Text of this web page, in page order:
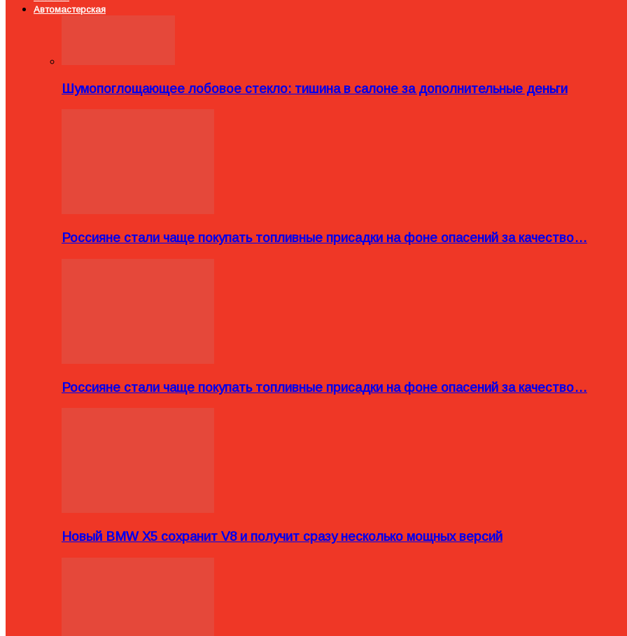
Автомастерская
Шумопоглощающее лобовое стекло: тишина в салоне за дополнительные деньги
Россияне стали чаще покупать топливные присадки на фоне опасений за качество…
Россияне стали чаще покупать топливные присадки на фоне опасений за качество…
Новый BMW X5 сохранит V8 и получит сразу несколько мощных версий